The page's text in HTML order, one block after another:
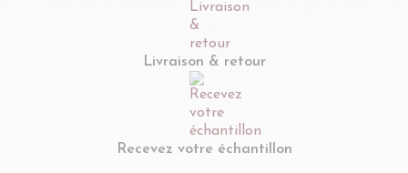
Livraison & retour
Recevez votre échantillon